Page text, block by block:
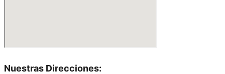
Nuestras Direcciones: